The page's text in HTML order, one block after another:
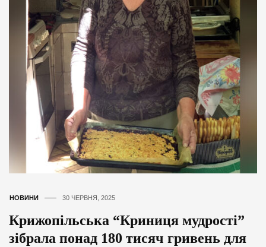
НОВИНИ 30 ЧЕРВНЯ, 2025
Крижопільська “Криниця мудрості”
зібрала понад 180 тисяч гривень для